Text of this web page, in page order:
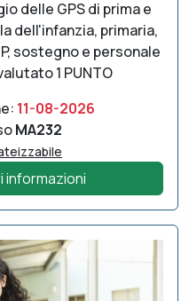
delle GPS di prima e
dell'infanzia, primaria,
sostegno e personale
1 PUNTO
11-08-2026
MA232
informazioni